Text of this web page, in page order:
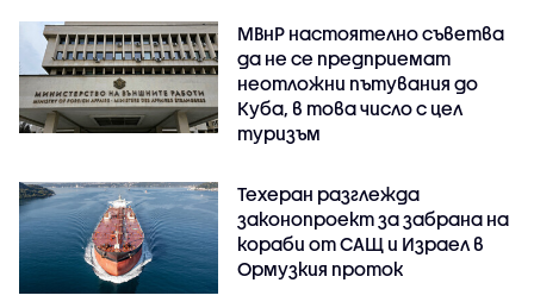
МВнР настоятелно съветва
да не се предприемат
неотложни пътувания до
Куба, в това число с цел
туризъм
Техеран разглежда
законопроект за забрана на
кораби от САЩ и Израел в
Ормузкия проток